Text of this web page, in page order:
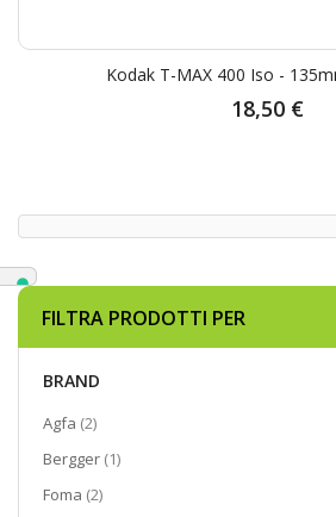
Kodak T-MAX 400 Iso -
18,50 €
FILTRA PRODOTTI PER
BRAND
Agfa 2elementi
Bergger 1elemento
Foma 2elementi